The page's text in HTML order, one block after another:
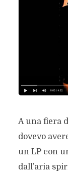
A una fiera
dovevo
un LP con
dall’aria